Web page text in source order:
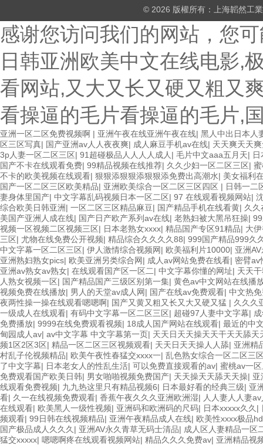
© 2026 版權所有：上海韜然工
感谢您访问我们的网站，您
日韩亚洲欧美中文在线电影,
看网站,又大又长又硬又粗又
看操逼的毛片看操逼的毛片,
亚洲一区二区免费视频啊 | 亚洲午夜在线亚洲午夜在线| 黑人中出日本人
区三区写真| 国产亚洲av人人夜夜爽| 成人麻豆手机av在线| 天天爽天天
3p人妻一区二区三区| 91超碰极品人人人人成人 | 毛片中文aaa五月天|
国产不卡在线观看免费| 99精品视频在线推荐| 久久少妇一区二区三区|
不卡的欧美视频在线观看| 狠狠添狠狠添狠狠添免费出高潮水| 美女福利
国产一区二区三区欧美精品| 亚洲欧美综合一区二区三区四区 | 日韩一二
妻身体里国产| 中文字幕乱码视频日本一区二区| 97 在线观看视频网站|
综合欧美日韩亚洲| 一区二区三区精品麻豆| 国产精品手机在线看黄| 久久
美国产亚洲人成在线| 国产日产欧产系列av在线| 老熟妇被大黑吊狂操|
视频一区视频二区视频三区| 日本老熟女xxxx| 精品国产专区91精品| 大
三区| 尤物在线免费公开视频| 精品综合久久久久88| 999国产精品999久
中文字幕一区二区三区| 伊人激情综合视频网| 欧美福利片10000| 亚洲
亚洲熟妇熟女pics| 欧美亚洲另类综合网| 成人av网站免费在线看| 密臂av
亚洲av熟女av熟女| 在线观看国产区一区二| 中文字幕你懂的网址| 天天
人熟女视频一区| 国产精品国产三级区别第一集| 黄色av中文网站在线播
视频免费在线播放| 男人的天堂av成人网| 国产在线av免费观看| 中文热
夜两性操一操在线观看嗯嗯啊| 国产又黄又粗又长又大又硬又猛 | 久久久
一级成人在线观看| 有码中文字幕一区二区三区| 超碰97人妻中文字幕|
免费播放| 9999在线免费观看视频| 18成人国产网站在线观看| 最近的中
甸园成人av| av中文字幕 中文字幕第一页| 天天日天天操天天干天天舔
频1区2区3区| 精品一区二区三区视频观看| 天天日天天操人人舔| 亚洲精
村乱子伦视频精品| 欧美午夜性春猛交xxxx一| 乱色熟女综合一区二区三
了中文字幕| 日本老女人的性乱生活| 可以免费直接观看的av| 蜜桃av一
免费观看国产欧美日韩| 男女啪啪视频免费国产| 天天操天天舔天天操| 亚
线观看免费视频| 九九热这里只有精品视频6| 日本最好看的经典三级| 亚
看| 久一在线视频免费观看| 香蕉午夜久久久亚洲欧洲湿| 人人妻人人妻
在线观看| 欧美黑人一级性视频| 亚洲码和欧洲码的尺码| 日本xxxxx久久 |
频观看| 99日韩在线视频精品| 亚洲午夜精品成人在线| 欧美性xxxx极品
国产极品成人久久久 | 亚洲AV永久青草无码士清品| 成人区人妻精品一区
猛交xxxxx| 嗯嗯啊疼在线观看视频网站| 精品久久久免费av| 亚洲精品视